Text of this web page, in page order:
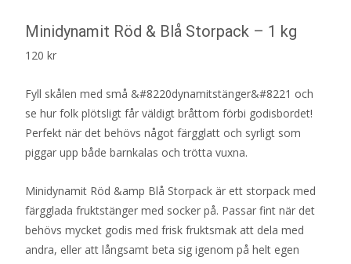
Minidynamit Röd & Blå Storpack – 1 kg
120 kr
Fyll skålen med små &#8220dynamitstänger&#8221 och
se hur folk plötsligt får väldigt bråttom förbi godisbordet!
Perfekt när det behövs något färgglatt och syrligt som
piggar upp både barnkalas och trötta vuxna.
Minidynamit Röd &amp Blå Storpack är ett storpack med
färgglada fruktstänger med socker på. Passar fint när det
behövs mycket godis med frisk fruktsmak att dela med
andra, eller att långsamt beta sig igenom på helt egen